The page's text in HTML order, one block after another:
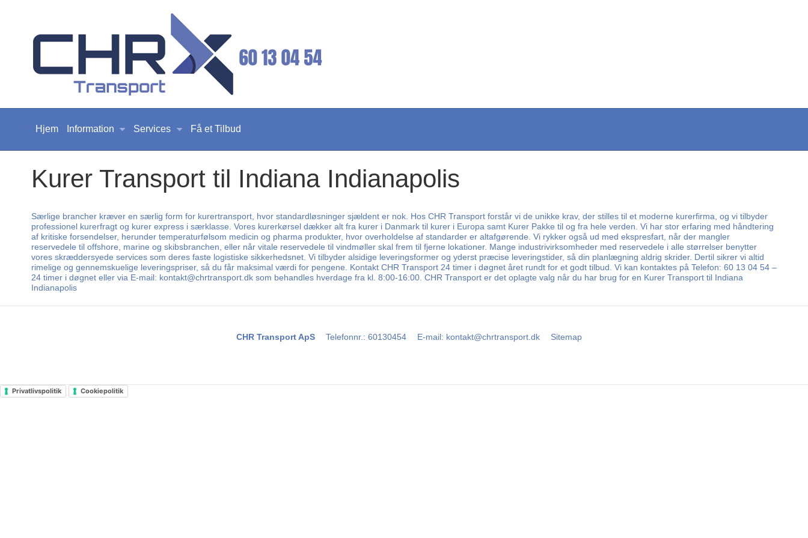
Hjem Information Services Få et Tilbud
Kurer Transport til Indiana Indianapolis
Særlige brancher kræver en særlig form for kurertransport, hvor standardløsninger sjældent er nok. Hos CHR Transport forstår vi de unikke krav, der stilles til et moderne kurerfirma, og vi tilbyder
professionel kurerfragt og kurer express i særklasse. Vores kurerkørsel dækker alt fra kurer i Danmark til kurer i Europa samt Kurer Pakke til og fra hele verden. Vi har stor erfaring med håndtering
af kritiske forsendelser, herunder temperaturfølsom medicin og pharma produkter, hvor overholdelse af standarder er altafgørende. Vi rykker også ud med ekspresfart, når der mangler
reservedele til offshore, marine og skibsbranchen, eller når vitale reservedele til vindmøller skal frem til fjerne lokationer. Mange industrivirksomheder med reservedele i alle størrelser benytter
vores skræddersyede services som deres faste logistiske sikkerhedsnet. Vi tilbyder alsidige leveringsformer og yderst præcise leveringstider, så din planlægning aldrig skrider. Dertil sikrer vi altid
rimelige og gennemskuelige leveringspriser, så du får maksimal værdi for pengene. Kontakt CHR Transport 24 timer i døgnet året rundt for et godt tilbud. Vi kan kontaktes på Telefon: 60 13 04 54 –
24 timer i døgnet eller via E-mail: kontakt@chrtransport.dk som behandles hverdage fra kl. 8:00-16:00. CHR Transport er det oplagte valg når du har brug for en Kurer Transport til Indiana
Indianapolis
CHR Transport ApS Telefonnr. : 60130454 E-mail: kontakt@chrtransport.dk Sitemap
Privatlivspolitik Cookiepolitik